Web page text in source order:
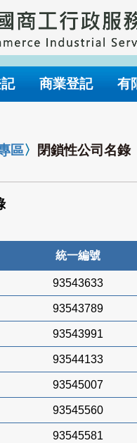
商業登記 有
區〉 閉鎖性公司名錄
統一編號
93543633
93543789
93543991
93544133
93545007
93545560
93545581